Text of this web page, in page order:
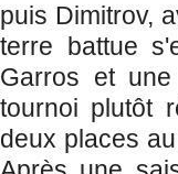
puis Dimitrov,
terre battue
Garros et
tournoi plutôt
deux places